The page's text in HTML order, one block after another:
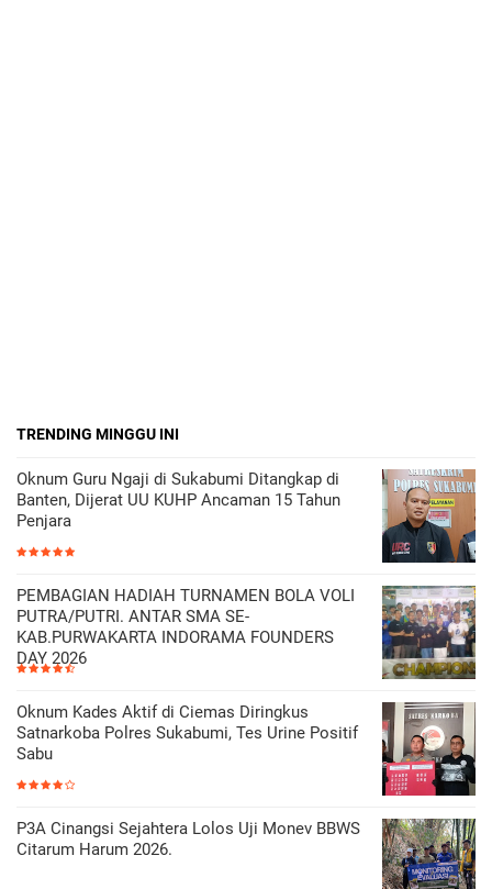
TRENDING MINGGU INI
Oknum Guru Ngaji di Sukabumi Ditangkap di
Banten, Dijerat UU KUHP Ancaman 15 Tahun
Penjara
PEMBAGIAN HADIAH TURNAMEN BOLA VOLI
PUTRA/PUTRI. ANTAR SMA SE-
KAB.PURWAKARTA INDORAMA FOUNDERS
DAY 2026
Oknum Kades Aktif di Ciemas Diringkus
Satnarkoba Polres Sukabumi, Tes Urine Positif
Sabu
P3A Cinangsi Sejahtera Lolos Uji Monev BBWS
Citarum Harum 2026.